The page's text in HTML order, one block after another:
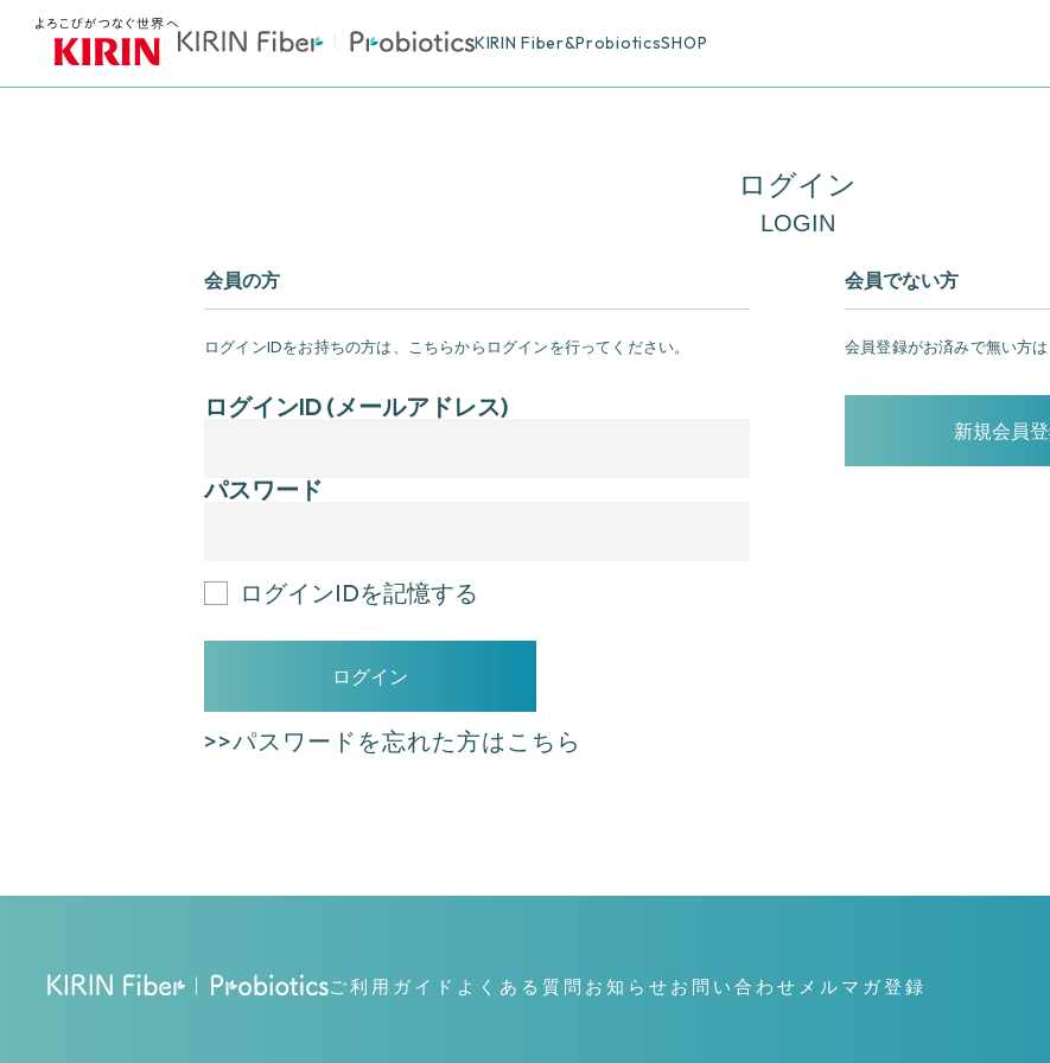
KIRIN Fiber&ProbioticsSHOP
ログイン
LOGIN
会員の方
ログインIDをお持ちの方は、こちらからログインを行ってください。
ログインID (メールアドレス)
パスワード
ログインIDを記憶する
ログイン
>>パスワードを忘れた方はこちら
会員でない方
会員登録がお済みで無い方
新規会員
ご利用ガイド よくある質問 お知らせ お問い合わせ メルマガ登録